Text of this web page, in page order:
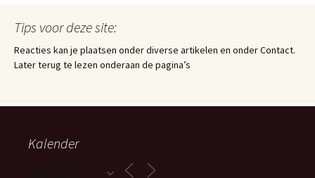
Tips voor deze site:
Reacties kan je plaatsen onder diverse artikelen en onder Contact.
Later terug te lezen onderaan de pagina’s
Kalender